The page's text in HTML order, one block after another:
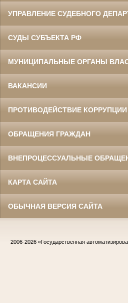
УПРАВЛЕНИЕ СУДЕБНОГО
СУДЫ СУБЪЕКТА РФ
МУНИЦИПАЛЬНЫЕ ОРГАНЫ
ВАКАНСИИ
ПРОТИВОДЕЙСТВИЕ КОРРУПЦИИ
ОБРАЩЕНИЯ ГРАЖДАН
ВНЕПРОЦЕССУАЛЬНЫЕ
КАРТА САЙТА
ОБЫЧНАЯ ВЕРСИЯ САЙТА
2006-2026 «Государственная